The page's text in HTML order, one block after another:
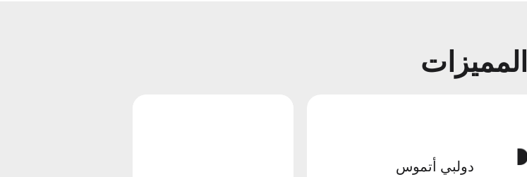
المميزات
دولبي أتموس